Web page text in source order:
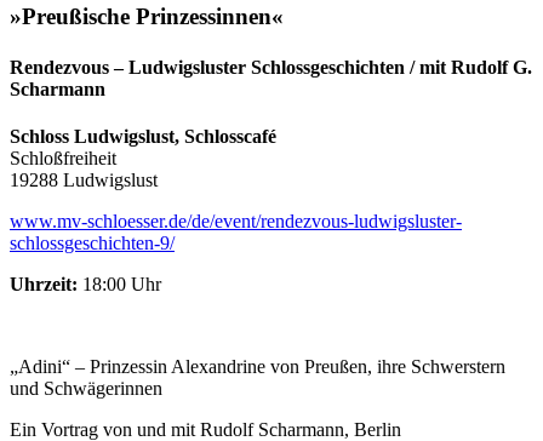
»Preußische Prinzessinnen«
Rendezvous – Ludwigsluster Schlossgeschichten / mit Rudolf G.
Scharmann
Schloss Ludwigslust, Schlosscafé
Schloßfreiheit
19288 Ludwigslust
www.mv-schloesser.de/de/event/rendezvous-ludwigsluster-
schlossgeschichten-9/
Uhrzeit: 18:00 Uhr
„Adini“ – Prinzessin Alexandrine von Preußen, ihre Schwerstern
und Schwägerinnen
Ein Vortrag von und mit Rudolf Scharmann, Berlin